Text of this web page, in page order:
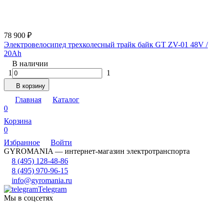
78 900 ₽
Электровелосипед трехколесный трайк байк GT ZV-01 48V /
20Ah
В наличии
1
1
В корзину
Главная
Каталог
0
Корзина
0
Избранное
Войти
GYROMANIA — интернет-магазин электротранспорта
8 (495) 128-48-86
8 (495) 970-96-15
info@gyromania.ru
Telegram
Мы в соцсетях